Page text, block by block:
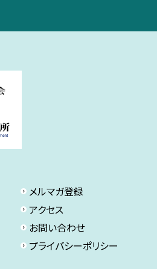
メルマガ登録
アクセス
お問い合わせ
プライバシーポリシー